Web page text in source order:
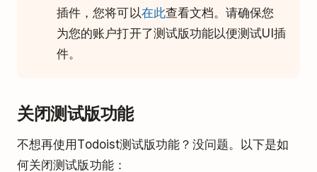
插件，您将可以在此查看文档。请确保您
为您的账户打开了测试版功能以便测试UI插
件。
关闭测试版功能
不想再使用Todoist测试版功能？没问题。以下是如
何关闭测试版功能：